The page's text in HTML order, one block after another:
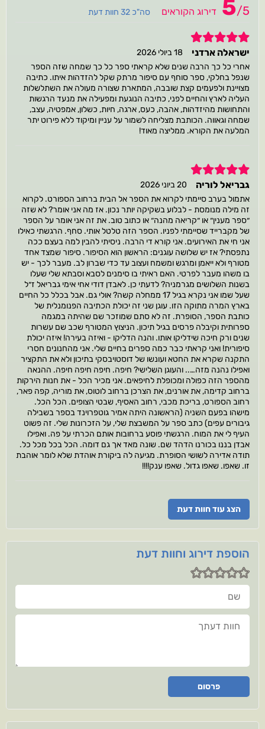
5/5 דירוג הקוראים סה"כ 32 חוות דעת
5
ישראלה ארדני
18 ביולי 2026
אחרי כל כך הרבה שנים שלא קראתי ספר כל כך שמחה שזה הספר
שנפל בחלקי, ספר סוחף עם סיפור מרתק שקל להזדהות איתו. כתיבה
מצויינת ולפעמים קצת שובבה, המתארת שצורה מעולה את השתלשלות
העליה לארץ והחיים לפני, כתיבה הנוגעת ומפעילה את מנעד הרגשות
והתחושות מהיזדהות, אהבה, כעס, ארגה, חיות, כשלון, אמפטיה, עצב,
שמחה וגאווה. הכותבת מצליחה לשמור על עניין ומיקוד ללא פירוט יתר
המלעה את הקורא. ממליצה מאוד!
5
גבריאל לוריה
20 ביוני 2026
אתמול בערב סיימתי לקרוא את הספר אל הבית ברחוב הספורט. לקרוא
זה מילה מנומסת - לבלוע בשקיקה יותר נכון. אז מה אני אומר? לא שזה
״ספר מענין״ או ״קריאה מהנה״ או כתוב טוב. את זה אני אומר על הספר
של מקברייד שסיימתי לפניו. הספר הזה טלטל אותי. סחף. הרגשתי כאילו
אני חי את האירועים. אני קורא די הרבה. ניסיתי להבין למה בעצם ככה
נתפסתי? אז יש שלושה עוגנים: הראשון הוא הסיפור. סיפור שמצד אחד
מטורף ולא ייאמן ומרגש ומשמח ועצוב עד כדי שברון לב. מעבר לכך - יש
בו משהו מעבר לפרטי. האם ראיתי בו סימנים לסבא וסבתא שלי שעלו
בשנות השלושים מגרמניה? לדעתי כן. לאבדן דודי אחי אימי גבריאל ז״ל
שעל שמו אני נקרא בגיל 17 ממחלה קשה? אולי גם. אבל בכלל כל החיים
בארץ המרה מתוקה הזו. עוגן שני זה יכולת הכתיבה הפנומנלית של
כותבת הספר, הסופרת. זה לא סתם שמוזכר שם שהיתה במגמה
ספרותית וקיבלה פרסים בגיל תיכון. הניצוץ המטורף שכב שם עשרות
שנים ורק חיכה שידליקו אותו. והנה הדליקו - ואיזה בעירה! איזה יכולת
סיפורית! ואני קראתי כבר כמה ספרים בחיים שלי. אני מהחנונים חסרי
התקנה שקרא את החטא ועונשו של דוסטויבסקי בתיכון ולא את התקציר
ואפילו נהנה מזה….. והעוגן השלישי? חיפה. חיפה חיפה חיפה. ההנאה
מהספר הזה כפולה ומכופלת לחיפאים. אני מכיר הכל - את חנות הירקות
ברחוב קדימה, את אורנים, את הצרכן ברחוב לוטוס, את מוריה, קפה פאר,
רחוב הספורט, בריכת מכבי, רחוב האסיף, שבטי הצופים. הכל הכל.
מישהו בפעם השניה (הראשונה היתה אמיר גוטפרוינד בספר בשבילה
גיבורים עפים) כתב ספר על המשבצת שלי, על הזכרונות שלי. זה פשוט
העיף לי את המוח. הרגשתי פוסע ברחובות אותם הכרתי על פה. ואפילו
אבדן בננו בכורנו הדהד שם. שונה מאד אך גם דומה. הכל בכל מכל כל.
תודה אדירה לשושי הסופרת. מגיעה לה ביקורת אוהדת שלא לומר אוהבת
זו. שאפו. שאפו גדול. שאפו ענק!!!!
הצג עוד חוות דעת
הוספת דירוג וחוות דעת
שם
חוות דעתך
פרסום